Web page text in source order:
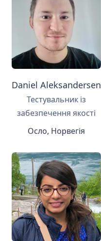
Daniel Aleksandersen
Тестувальник із
забезпечення якості
Осло, Норвегія